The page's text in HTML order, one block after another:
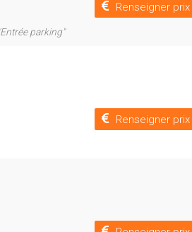
Renseigner prix
parking"
Renseigner prix